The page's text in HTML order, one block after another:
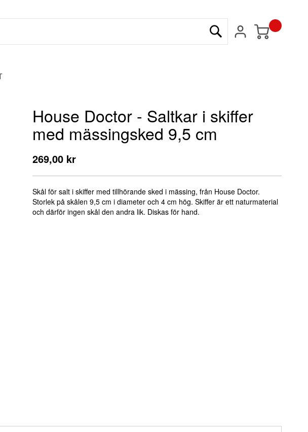
Min kundvagn
House Doctor - Saltkar i skiffer
med mässingsked 9,5 cm
269,00 kr
Skål för salt i skiffer med tillhörande sked i mässing, från House Doctor.
Storlek på skålen 9,5 cm i diameter och 4 cm hög. Skiffer är ett naturmaterial
och därför ingen skål den andra lik. Diskas för hand.